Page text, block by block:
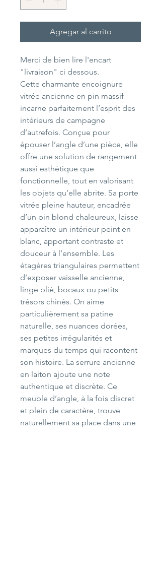
Agregar al carrito
Merci de bien lire l'encart
"livraison" ci dessous.
Cette charmante encoignure
vitrée ancienne en pin massif
incarne parfaitement l’esprit des
intérieurs de campagne
d’autrefois. Conçue pour
épouser l’angle d’une pièce, elle
offre une solution de rangement
aussi esthétique que
fonctionnelle, tout en valorisant
les objets qu’elle abrite. Sa porte
vitrée pleine hauteur, encadrée
d’un pin blond chaleureux, laisse
apparaître un intérieur peint en
blanc, apportant contraste et
douceur à l’ensemble. Les
étagères triangulaires permettent
d’exposer vaisselle ancienne,
linge plié, bocaux ou petits
trésors chinés. On aime
particulièrement sa patine
naturelle, ses nuances dorées,
ses petites irrégularités et
marques du temps qui racontent
son histoire. La serrure ancienne
en laiton ajoute une note
authentique et discrète. Ce
meuble d’angle, à la fois discret
et plein de caractère, trouve
naturellement sa place dans une